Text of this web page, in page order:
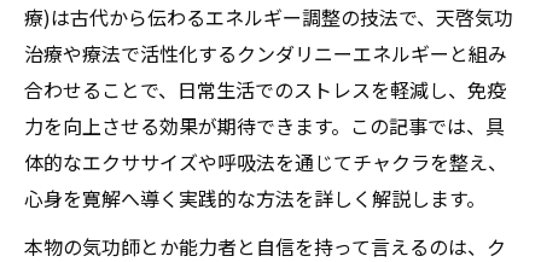
療)は古代から伝わるエネルギー調整の技法で、天啓気功
治療や療法で活性化するクンダリニーエネルギーと組み
合わせることで、日常生活でのストレスを軽減し、免疫
力を向上させる効果が期待できます。この記事では、具
体的なエクササイズや呼吸法を通じてチャクラを整え、
心身を寛解へ導く実践的な方法を詳しく解説します。
本物の気功師とか能力者と自信を持って言えるのは、ク